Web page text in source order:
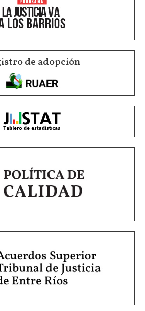
de adopción